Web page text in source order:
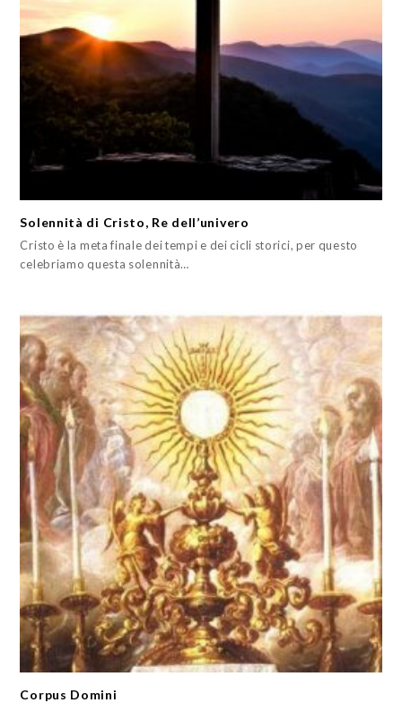
Solennità di Cristo, Re dell’univero
Cristo è la meta finale dei tempi e dei cicli storici, per questo
celebriamo questa solennità…
Corpus Domini